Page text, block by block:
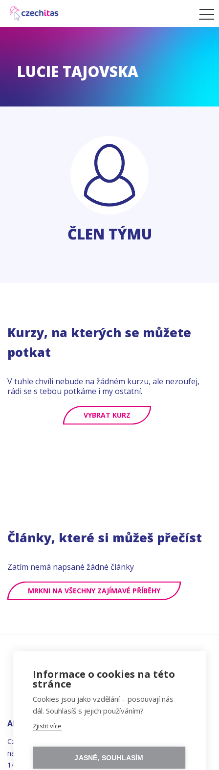
LUCIE TAJOVSKA
ČLEN TÝMU
Kurzy, na kterých se můžete
potkat
V tuhle chvíli nebude na žádném kurzu, ale nezoufej,
rádi se s tebou potkáme i my ostatní.
VYBRAT KURZ
Články, které si můžeš přečíst
Zatím nemá napsané žádné články
MRKNI NA VŠECHNY ZAJÍMAVÉ PŘÍBĚHY
ADRESA
Czechitas, z.ú.
náměstí
Synků 1748/17
140 00 Praha 4 - Nusle
Informace o cookies na této
stránce
Cookies jsou jako vzdělání – posouvají nás
dál. Souhlasíš s jejich používáním?
Zjistit více
JASNĚ, SOUHLASÍM